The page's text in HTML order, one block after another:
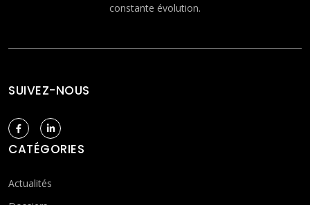
constante évolution.
SUIVEZ-NOUS
CATÉGORIES
Actualités